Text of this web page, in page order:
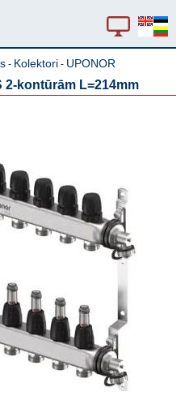
- Kolektori - UPONOR
kontūrām L=214mm